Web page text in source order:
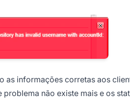
as informações corretas aos
não existe mais e os